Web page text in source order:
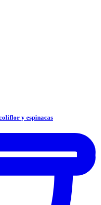
y espinacas